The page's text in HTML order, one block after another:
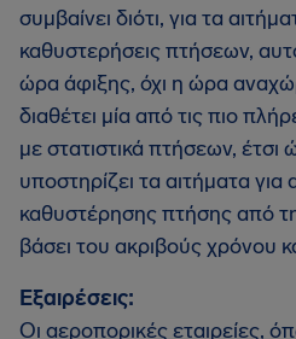
συμβαίνει διότι, για τα
καθυστερήσεις πτήσεων,
ώρα άφιξης, όχι η ώρα
διαθέτει μία από τις πιο
με στατιστικά πτήσεων,
υποστηρίζει τα αιτήματα
καθυστέρησης πτήσης από
βάσει του ακριβούς χρόνου
Εξαιρέσεις:
Οι αεροπορικές εταιρείες,